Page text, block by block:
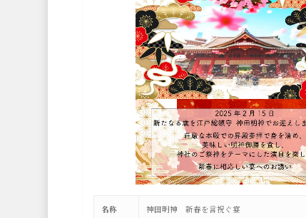
名称 神田明神 新春を言祝ぐ宴